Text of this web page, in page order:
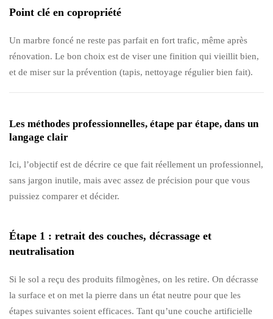
Point clé en copropriété
Un marbre foncé ne reste pas parfait en fort trafic, même après
rénovation. Le bon choix est de viser une finition qui vieillit bien,
et de miser sur la prévention (tapis, nettoyage régulier bien fait).
Les méthodes professionnelles, étape par étape, dans un
langage clair
Ici, l’objectif est de décrire ce que fait réellement un professionnel,
sans jargon inutile, mais avec assez de précision pour que vous
puissiez comparer et décider.
Étape 1 : retrait des couches, décrassage et
neutralisation
Si le sol a reçu des produits filmogènes, on les retire. On décrasse
la surface et on met la pierre dans un état neutre pour que les
étapes suivantes soient efficaces. Tant qu’une couche artificielle